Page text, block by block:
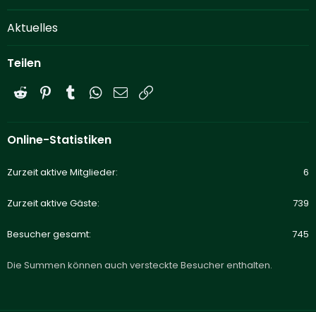
Aktuelles
Teilen
Reddit PinterestTumblrWhatsApp
E-Mail
Online-Statistiken
Zurzeit aktive Mitglieder 6
Zurzeit aktive Gäste 739
Besucher gesamt 745
Die Summen können auch versteckte Besucher enthalten.